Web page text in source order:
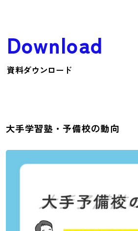
Download
資料ダウンロード
大手学習塾・予備校の動向